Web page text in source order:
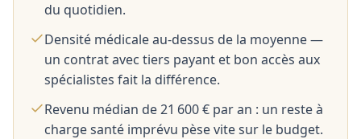
du quotidien.
Densité médicale au-dessus de la moyenne —
un contrat avec tiers payant et bon accès aux
spécialistes fait la différence.
Revenu médian de 21 600 € par an : un reste à
charge santé imprévu pèse vite sur le budget.